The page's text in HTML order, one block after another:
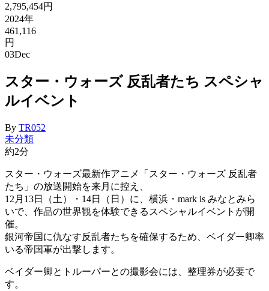
2,795,454円
2024年
461,116
円
03Dec
スター・ウォーズ 反乱者たち スペシャ
ルイベント
By TR052
未分類
約2分
スター・ウォーズ最新作アニメ「スター・ウォーズ 反乱者
たち」の放送開始を来月に控え、
12月13日（土）・14日（日）に、横浜・mark is みなとみら
いで、作品の世界観を体験できるスペシャルイベントが開
催。
銀河帝国に仇なす反乱者たちを確保するため、ベイダー卿率
いる帝国軍が出撃します。
ベイダー卿とトルーパーとの撮影会には、整理券が必要で
す。